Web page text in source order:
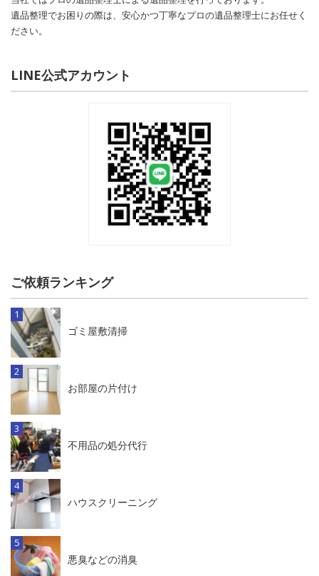
遺品整理でお困りの際は、安心かつ丁寧なプロの遺品整理士にお任せく
ださい。
LINE公式アカウント
ご依頼ランキング
ゴミ屋敷清掃
お部屋の片付け
不用品の処分代行
ハウスクリーニング
悪臭などの消臭